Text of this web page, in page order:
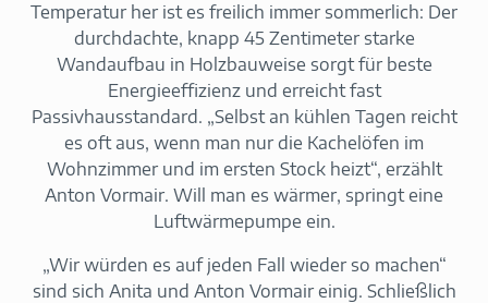
Temperatur her ist es freilich immer sommerlich: Der
durchdachte, knapp 45 Zentimeter starke
Wandaufbau in Holzbauweise sorgt für beste
Energieeffizienz und erreicht fast
Passivhausstandard. „Selbst an kühlen Tagen reicht
es oft aus, wenn man nur die Kachelöfen im
Wohnzimmer und im ersten Stock heizt“, erzählt
Anton Vormair. Will man es wärmer, springt eine
Luftwärmepumpe ein.
„Wir würden es auf jeden Fall wieder so machen“
sind sich Anita und Anton Vormair einig. Schließlich